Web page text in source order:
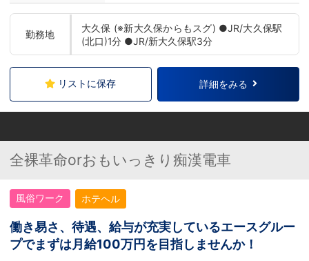
勤務地
大久保 (※新大久保からもスグ) ●JR/大久保駅
(北口)1分 ●JR/新大久保駅3分
リストに保存 詳細をみる
全裸革命orおもいっきり痴漢電車
風俗ワーク ホテヘル
働き易さ、待遇、給与が充実しているエースグルー
プでまずは月給100万円を目指しませんか！